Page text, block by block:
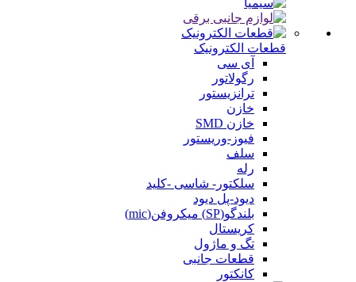
قطعات الکترونیک
آی سی
رگولاتور
ترانزیستور
خازن
خازن SMD
فیوز-وریستور
سلف
رله
سلکتور- شاسی -کلید
دیود-پل دیود
بلندگو(SP) میکروفن(mic)
کریستال
تگ و ماژول
قطعات جانبی
کانکتور